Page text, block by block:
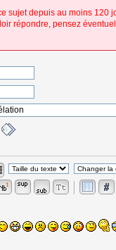
sujet depuis au moins 120
répondre, pensez